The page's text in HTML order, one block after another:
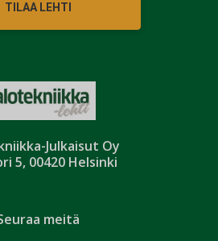
Julkaisut Oy
5, 00420 Helsinki
TILAA LEHTI
meitä